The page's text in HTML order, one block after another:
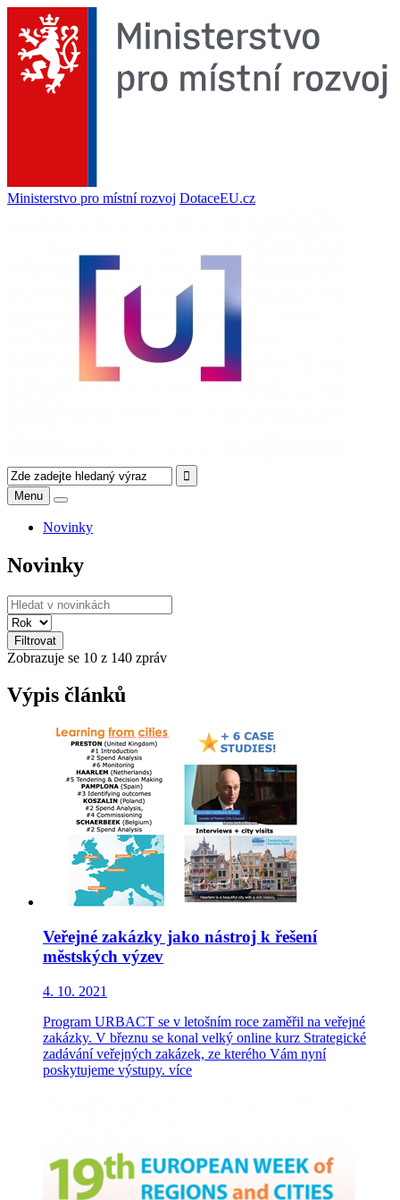
Ministerstvo pro místní rozvoj DotaceEU.cz
Menu
Novinky
Novinky
Filtrovat
Zobrazuje se 10 z 140 zpráv
Výpis článků
Veřejné zakázky jako nástroj k řešení
městských výzev
4. 10. 2021
Program URBACT se v letošním roce zaměřil na veřejné
zakázky. V březnu se konal velký online kurz Strategické
zadávání veřejných zakázek, ze kterého Vám nyní
poskytujeme výstupy. více